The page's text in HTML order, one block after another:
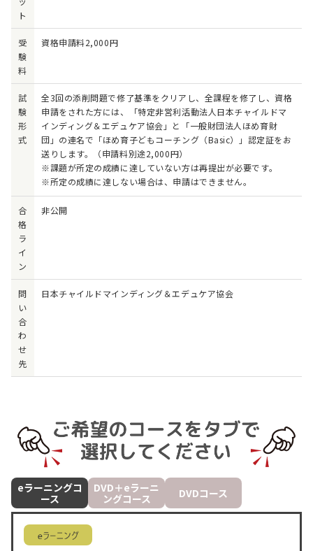
ト
受
験
料
資格申請料2,000円
試
験
形
式
全3回の添削問題で修了基準をクリアし、全課程を修了し、資格
申請をされた方には、「特定非営利活動法人日本チャイルドマ
インディング＆エデュケア協会」と「一般財団法人ほめ育財
団」の連名で「ほめ育子どもコーチング（Basic）」認定証をお
送りします。（申請料別途2,000円）
※課題が所定の成績に達していない方は再提出が必要です。
※所定の成績に達しない場合は、申請はできません。
合
格
ラ
イ
ン
非公開
問
い
合
わ
せ
先
日本チャイルドマインディング＆エデュケア協会
eラーニングコ
ース
DVD＋eラーニ
ングコース
DVDコース